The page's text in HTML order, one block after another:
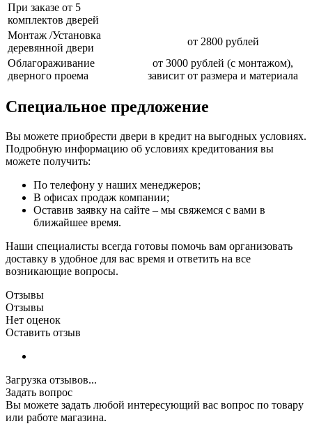
При заказе от 5
комплектов дверей
Монтаж /Установка
деревянной двери
от 2800 рублей
Облагораживание
дверного проема
от 3000 рублей (с монтажом),
зависит от размера и материала
Специальное предложение
Вы можете приобрести двери в кредит на выгодных условиях.
Подробную информацию об условиях кредитования вы
можете получить:
По телефону у наших менеджеров;
В офисах продаж компании;
Оставив заявку на сайте – мы свяжемся с вами в
ближайшее время.
Наши специалисты всегда готовы помочь вам организовать
доставку в удобное для вас время и ответить на все
возникающие вопросы.
Отзывы
Отзывы
Нет оценок
Оставить отзыв
Загрузка отзывов...
Задать вопрос
Вы можете задать любой интересующий вас вопрос по товару
или работе магазина.